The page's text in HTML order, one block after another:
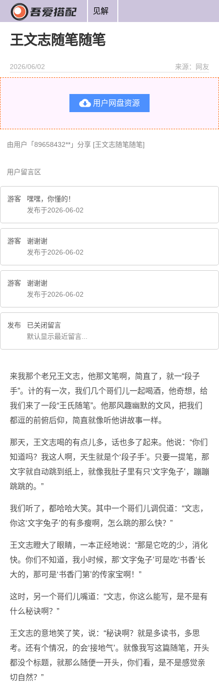
见解
王文志随笔随笔
2026/06/02 来源：网友
 用户网盘资源
由用户「89658432**」分享 [王文志随笔随笔]
用户留言区
游客
嘿嘿，你懂的！
发布于2026-06-02
游客
谢谢谢
发布于2026-06-02
游客
谢谢谢
发布于2026-06-02
发布
已关闭留言
默认显示最近留言...
来我那个老兄王文志，他那文笔啊，简直了，就一“段子
手”。计的有一次，我们几个哥们儿一起喝酒，他奇想，给
我们来了一段“王氏随笔”。他那风趣幽默的文风，把我们
都逗的前俯后仰，简直就像听他讲故事一样。
那天，王文志喝的有点儿多，话也多了起来。他说：“你们
知道吗？我这人啊，天生就是个‘段子手’。只要一提笔，那
文字就自动跳到纸上，就像我肚子里有只‘文字兔子’，蹦蹦
跳跳的。”
我们听了，都哈哈大笑。其中一个哥们儿调侃道：“文志，
你这‘文字兔子’的有多瘦啊，怎么跳的那么快？”
王文志瞪大了眼睛，一本正经地说：“那是它吃的少，消化
快。你们不知道，我小时候，那‘文字兔子’可是吃‘书香’长
大的，那可是‘书香门第’的传家宝啊！”
这时，另一个哥们儿嘴道：“文志，你这么能写，是不是有
什么秘诀啊？”
王文志的意地笑了笑，说：“秘诀啊？就是多读书，多思
考。还有个情况，的会‘接地气’。就像我写这篇随笔，开头
都没个标题，就那么随便一开头，你们看，是不是感觉亲
切自然？”